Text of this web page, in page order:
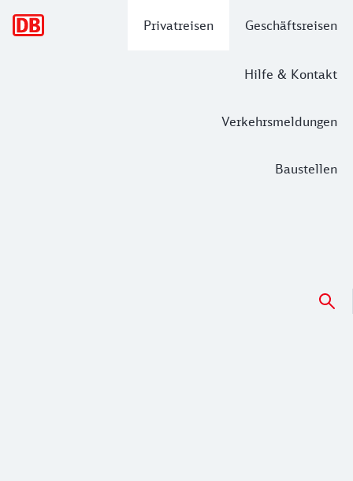
Privatreisen Geschäftsreisen
Hilfe & Kontakt
Verkehrsmeldungen
Baustellen